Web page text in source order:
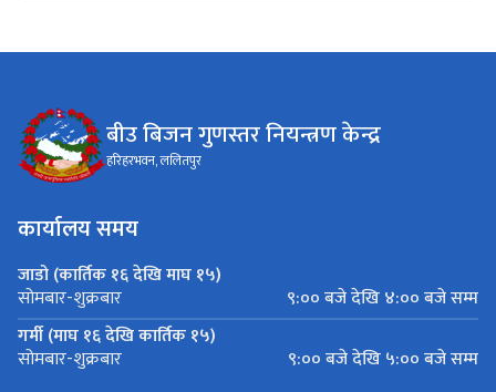
बीउ बिजन गुणस्तर नियन्त्रण केन्द्र
हरिहरभवन, ललितपुर
कार्यालय समय
जाडो (कार्तिक १६ देखि माघ १५)
सोमबार-शुक्रबार
९:०० बजे देखि ४:०० बजे सम्म
गर्मी (माघ १६ देखि कार्तिक १५)
सोमबार-शुक्रबार ९:०० बजे देखि ५:०० बजे सम्म